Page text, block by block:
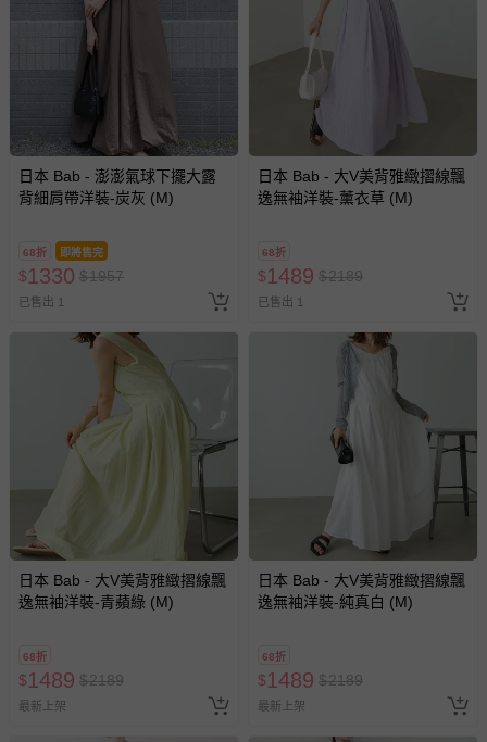
日本 Bab - 澎澎氣球下擺大露
背細肩帶洋裝-炭灰 (M)
68折 即將售完
$1330 $1957
已售出 1
日本 Bab - 大V美背雅緻摺線飄
逸無袖洋裝-薰衣草 (M)
68折
$1489 $2189
已售出 1
日本 Bab - 大V美背雅緻摺線飄
逸無袖洋裝-青蘋綠 (M)
68折
$1489 $2189
最新上架
日本 Bab - 大V美背雅緻摺線飄
逸無袖洋裝-純真白 (M)
68折
$1489 $2189
最新上架